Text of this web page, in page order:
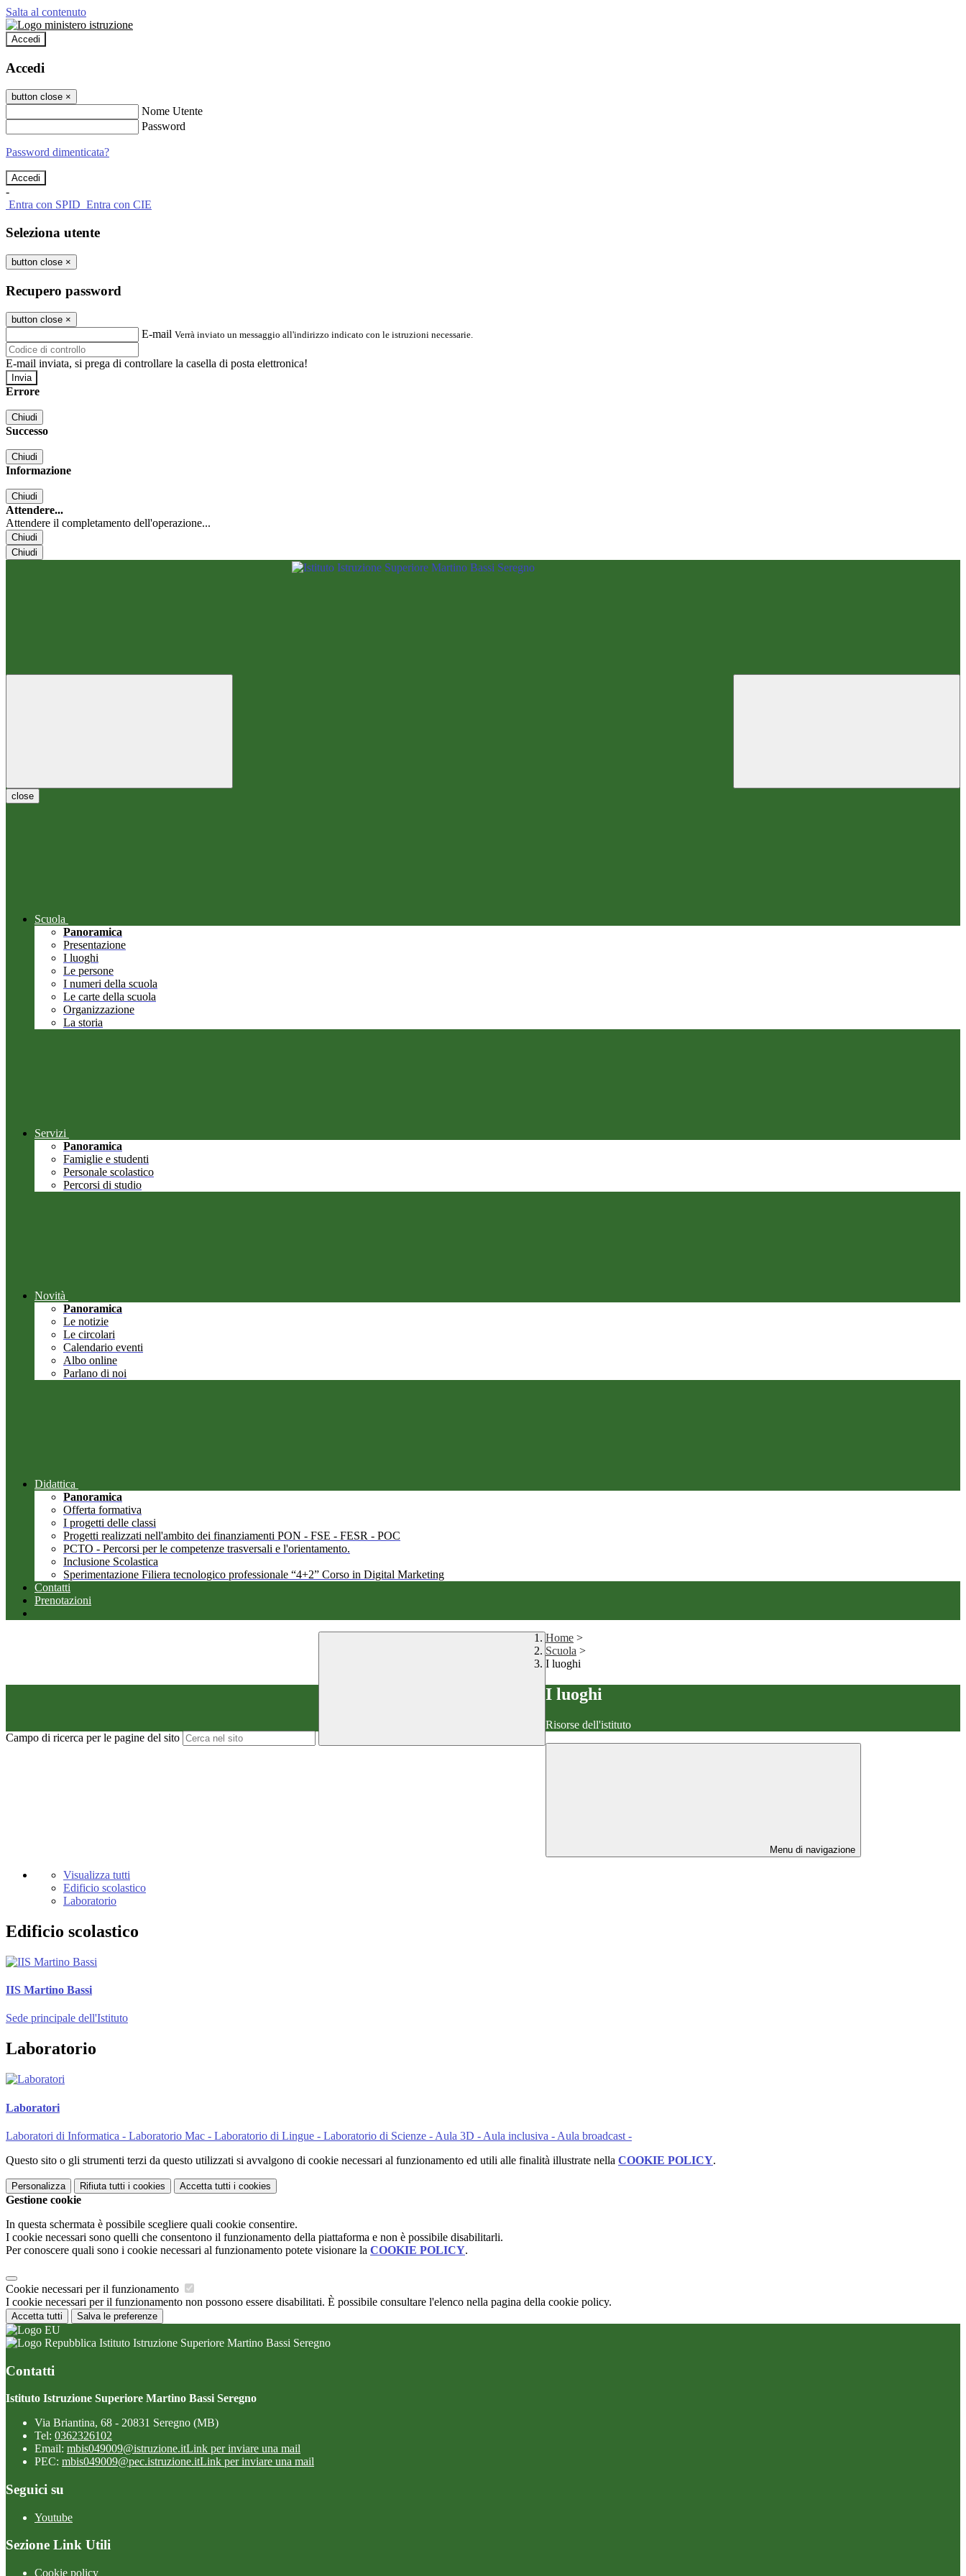
Salta al contenuto
Accedi
Accedi
button close ×
Nome Utente
Password
Password dimenticata?
-
Entra con SPID Entra con CIE
Seleziona utente
button close ×
Recupero password
button close ×
E-mail Verrà inviato un messaggio all'indirizzo indicato con le istruzioni necessarie.
E-mail inviata, si prega di controllare la casella di posta elettronica!
Errore
Chiudi
Successo
Chiudi
Informazione
Chiudi
Attendere...
Attendere il completamento dell'operazione...
Chiudi
Chiudi
close
Scuola
Panoramica
Presentazione
I luoghi
Le persone
I numeri della scuola
Le carte della scuola
Organizzazione
La storia
Servizi
Panoramica
Famiglie e studenti
Personale scolastico
Percorsi di studio
Novità
Panoramica
Le notizie
Le circolari
Calendario eventi
Albo online
Parlano di noi
Didattica
Panoramica
Offerta formativa
I progetti delle classi
Progetti realizzati nell'ambito dei finanziamenti PON - FSE - FESR - POC
PCTO - Percorsi per le competenze trasversali e l'orientamento.
Inclusione Scolastica
Sperimentazione Filiera tecnologico professionale “4+2” Corso in Digital Marketing
Contatti
Prenotazioni
Campo di ricerca per le pagine del sito
Home >
Scuola >
I luoghi
I luoghi
Risorse dell'istituto
Menu di navigazione
Visualizza tutti
Edificio scolastico
Laboratorio
Edificio scolastico
IIS Martino Bassi
Sede principale dell'Istituto
Laboratorio
Laboratori
Laboratori di Informatica - Laboratorio Mac - Laboratorio di Lingue - Laboratorio di Scienze - Aula 3D - Aula inclusiva - Aula broadcast -
Questo sito o gli strumenti terzi da questo utilizzati si avvalgono di cookie necessari al funzionamento ed utili alle finalità illustrate nella COOKIE POLICY.
Personalizza Rifiuta tutti i cookies Accetta tutti i cookies
Gestione cookie
In questa schermata è possibile scegliere quali cookie consentire.
I cookie necessari sono quelli che consentono il funzionamento della piattaforma e non è possibile disabilitarli.
Per conoscere quali sono i cookie necessari al funzionamento potete visionare la COOKIE POLICY.
Cookie necessari per il funzionamento
I cookie necessari per il funzionamento non possono essere disabilitati. È possibile consultare l'elenco nella pagina della cookie policy.
Accetta tutti Salva le preferenze
Istituto Istruzione Superiore Martino Bassi Seregno
Contatti
Istituto Istruzione Superiore Martino Bassi Seregno
Via Briantina, 68 - 20831 Seregno (MB)
Tel: 0362326102
Email: mbis049009@istruzione.itLink per inviare una mail
PEC: mbis049009@pec.istruzione.itLink per inviare una mail
Seguici su
Youtube
Sezione Link Utili
Cookie policy